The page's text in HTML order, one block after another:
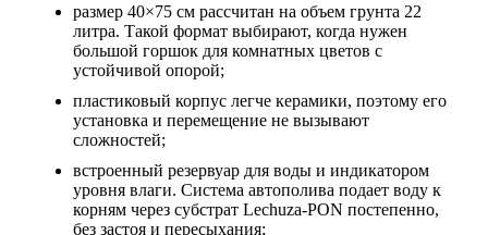
размер 40×75 см рассчитан на объем грунта 22
литра. Такой формат выбирают, когда нужен
большой горшок для комнатных цветов с
устойчивой опорой;
пластиковый корпус легче керамики, поэтому его
установка и перемещение не вызывают
сложностей;
встроенный резервуар для воды и индикатором
уровня влаги. Система автополива подает воду к
корням через субстрат Lechuza-PON постепенно,
без застоя и пересыхания;